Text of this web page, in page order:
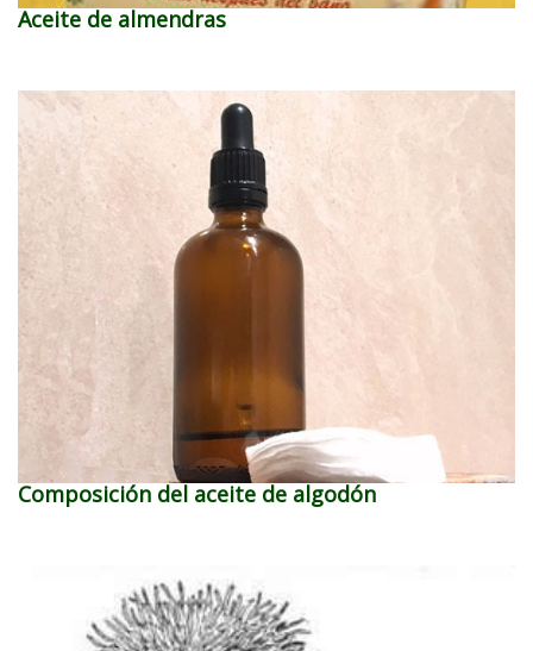
Aceite de almendras
Composición del aceite de algodón